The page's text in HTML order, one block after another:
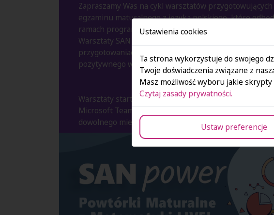
Zapraszamy Was na cykl warsztatów przygotowujących
egzaminu maturalnego z języka polskiego, które
ramach programu SAN Kursy maturalne.
Warsztaty SAN Power będą nie tylko solidnym
przygotowaniach, ale także kluczem do osiągnięcia
pozytywnego wyniku matury!
Warsztaty startują27 lutego 2024 roku,ONLINE
Microsoft Teams, abyście mogli uczestniczyć wygodnie
dowolnego miejsca.
Ustawienia cookies
Ta strona wykorzystuje do swojego
Twoje doświadczenia związane z
Masz możliwość wyboru jakie
Czytaj zasady prywatności.
Ustaw preferencje